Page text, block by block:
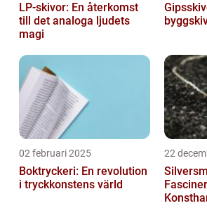
LP-skivor: En återkomst
till det analoga ljudets
magi
02 februari 2025
Boktryckeri: En revolution
i tryckkonstens värld
22